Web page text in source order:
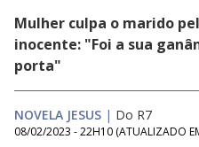
Mulher culpa o marido
inocente: "Foi a sua
porta"
NOVELA JESUS | Do R7
08/02/2023 - 22H10 (ATUALIZADO